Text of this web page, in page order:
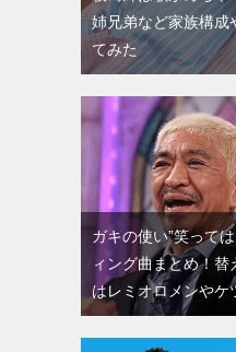
姉兄弟など家族構成
てみた
ガキの使い”笑って
ィング曲まとめ！
はレミオロメンやケ